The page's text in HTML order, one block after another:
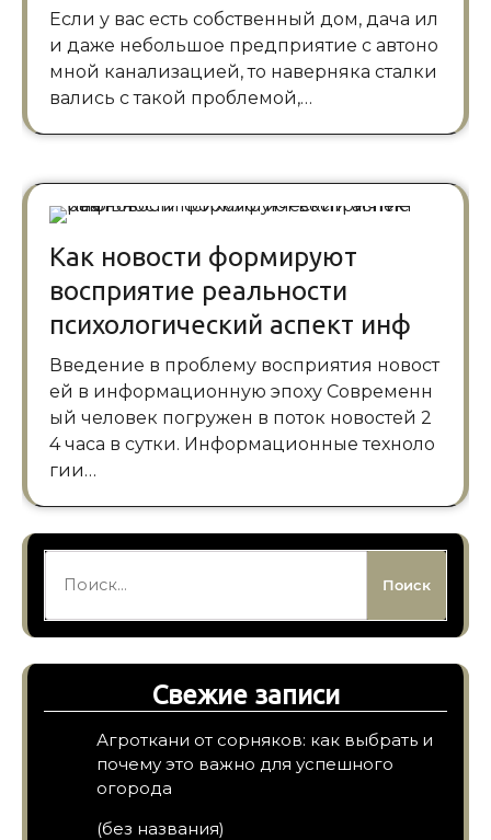
Если у вас есть собственный дом, дача ил
и даже небольшое предприятие с автоно
мной канализацией, то наверняка сталки
вались с такой проблемой,…
Как новости формируют
восприятие реальности
психологический аспект инф
Введение в проблему восприятия новост
ей в информационную эпоху Современн
ый человек погружен в поток новостей 2
4 часа в сутки. Информационные техноло
гии…
Свежие записи
Агроткани от сорняков: как выбрать и
почему это важно для успешного
огорода
(без названия)